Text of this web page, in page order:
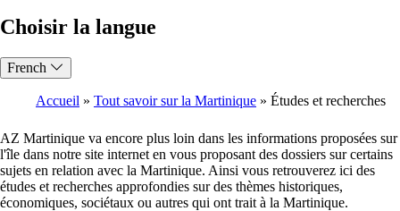
Choisir la langue
French
Accueil Tout savoir sur la Martinique Études et recherches
AZ Martinique va encore plus loin dans les informations proposées sur
l'île dans notre site internet en vous proposant des dossiers sur certains
sujets en relation avec la Martinique. Ainsi vous retrouverez ici des
études et recherches approfondies sur des thèmes historiques,
économiques, sociétaux ou autres qui ont trait à la Martinique.